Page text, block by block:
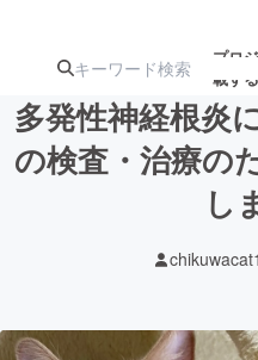
プロ
載す
注目の新
多発性神経根炎
の検査・治療の
し